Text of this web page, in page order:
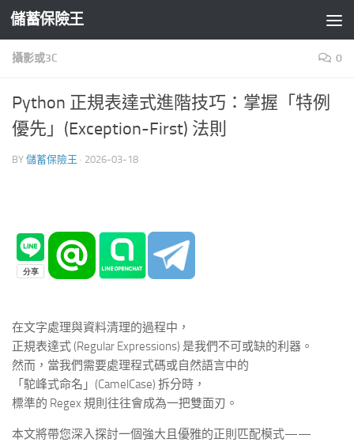
Skip to content
儲蓄保險王
攝影或3C 0
Python 正規表達式進階技巧：掌握「特例
優先」(Exception-First) 法則
BY 儲蓄保險王 · 2026-03-18
在文字處理與資料清理的過程中，
正規表達式 (Regular Expressions) 是我們不可或缺的利器。
然而，當我們需要處理程式碼或自然語言中的
「駝峰式命名」(CamelCase) 拆分時，
標準的 Regex 規則往往會成為一把雙面刃。
本文將帶您深入探討一個強大且優雅的正則匹配模式——